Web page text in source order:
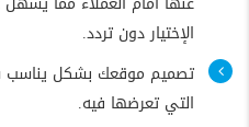
الإختيار دون تردد.
تصميم موقعك بشكل يناسب
التي تعرضها فيه.